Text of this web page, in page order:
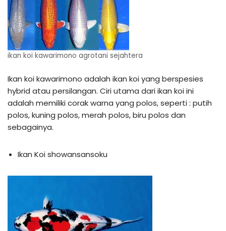
ikan koi kawarimono agrotani sejahtera
Ikan koi kawarimono adalah ikan koi yang berspesies
hybrid atau persilangan. Ciri utama dari ikan koi ini
adalah memiliki corak warna yang polos, seperti : putih
polos, kuning polos, merah polos, biru polos dan
sebagainya.
Ikan Koi showansansoku